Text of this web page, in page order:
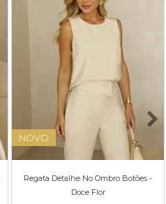
NOVO
Regata Detalhe No Ombro Botões -
Doce Flor